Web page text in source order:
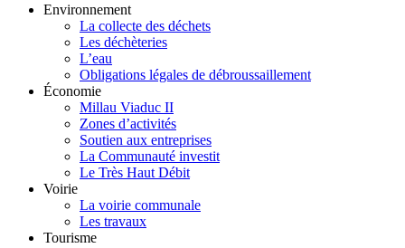
Environnement
La collecte des déchets
Les déchèteries
L’eau
Obligations légales de débroussaillement
Économie
Millau Viaduc II
Zones d’activités
Soutien aux entreprises
La Communauté investit
Le Très Haut Débit
Voirie
La voirie communale
Les travaux
Tourisme